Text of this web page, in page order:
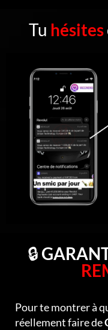
Tu hésites
🔒
Pour te montrer à
réellement faire de